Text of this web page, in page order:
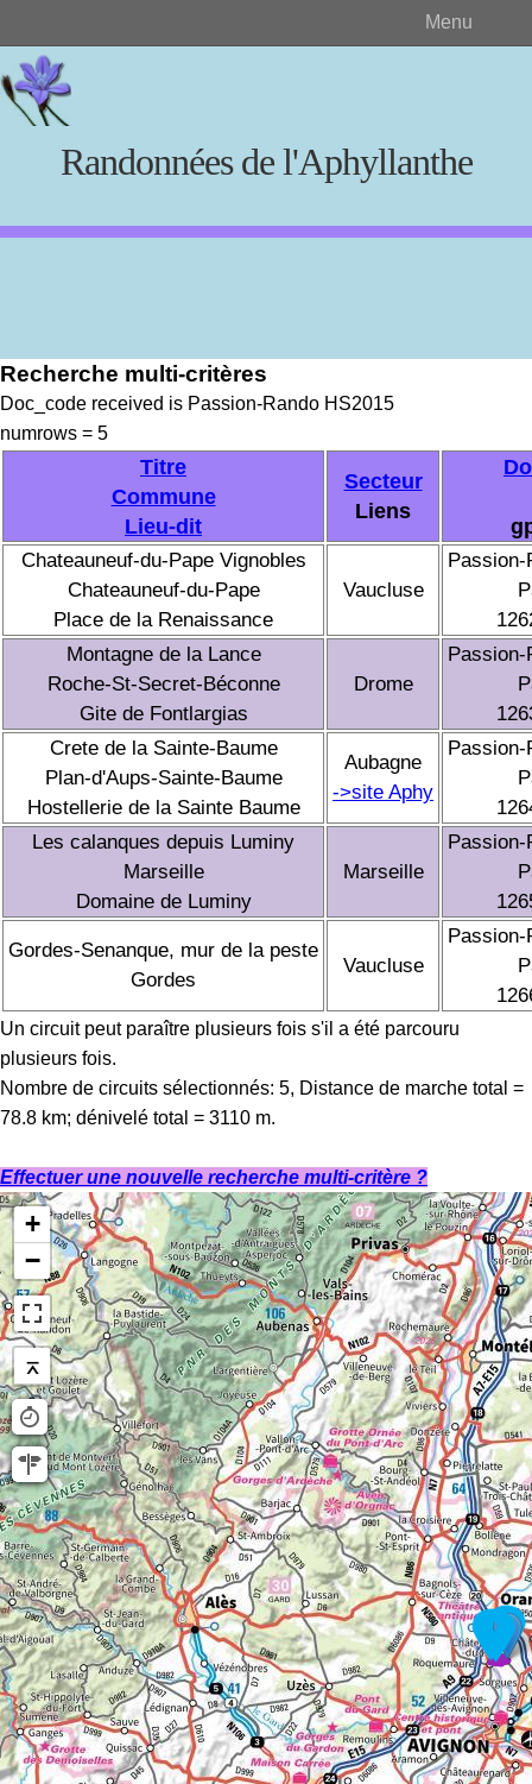
Randonnées de l'Aphyllanthe
Menu
Documents source
Recherche multi-critères
Doc_code received is Passion-Rando HS2015
numrows = 5
Titre
Commune
Lieu-dit
Secteur
Liens
Chateauneuf-du-Pape Vignobles
Chateauneuf-du-Pape
Place de la Renaissance
Vaucluse
Passion-
Montagne de la Lance
Roche-St-Secret-Béconne
Gite de Fontlargias
Drome
Passion-
Crete de la Sainte-Baume
Plan-d'Aups-Sainte-Baume
Hostellerie de la Sainte Baume
Aubagne
->site Aphy
Passion-
Les calanques depuis Luminy
Marseille
Domaine de Luminy
Marseille
Passion-
Gordes-Senanque, mur de la peste
Gordes
Vaucluse
Passion-
Un circuit peut paraître plusieurs fois s'il a été parcouru
plusieurs fois.
Nombre de circuits sélectionnés: 5, Distance de marche total =
78.8 km; dénivelé total = 3110 m.
Effectuer une nouvelle recherche multi-critère ?
+
−
⌅